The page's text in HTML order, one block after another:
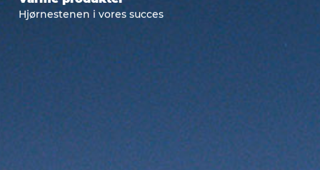
Hjørnestenen i vores succes